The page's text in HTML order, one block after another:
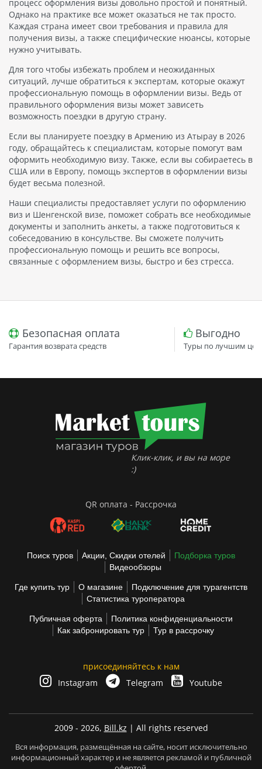
процесс оформления визы довольно простой и понятный.
Однако на практике все может оказаться не так просто.
Каждая страна имеет свои требования и правила для
получения визы, а также специфические нюансы, которые
нужно учитывать.
Для того чтобы избежать проблем и неожиданных
ситуаций, лучше обратиться к экспертам, которые окажут
профессиональную помощь в оформлении визы. Ведь от
правильного оформления визы может зависеть
возможность поездки в другую страну.
Если вы планируете поездку в Армению из Атырау в 2026
году, обращайтесь к специалистам, которые помогут вам
оформить необходимую визу. Также, если вы собираетесь в
США или в Европу, помощь экспертов в оформлении визы
будет весьма полезной.
Наши специалисты предоставляет услуги по оформлению
виз и Шенгенской визе, поможет собрать все необходимые
документы и заполнить анкеты, а также подготовиться к
собеседованию в консульстве. Вы сможете получить
профессиональную помощь и решить все вопросы,
связанные с оформлением визы, быстро и без стресса.
Безопасная оплата
Гарантия возврата средств
Выгодно
Туры по лучшим
Клик-клик, и вы на море
:)
QR оплата - Рассрочка
Поиск туров Акции, Скидки отелей
Подборка туров
Видеообзоры
Где купить тур О магазине
Подключение для турагентств
Статистика туроператора
Публичная оферта
Политика конфиденциальности
Как забронировать тур
Тур в рассрочку
присоединяйтесь к нам
Instagram
Telegram Youtube
2009 - 2026, Bill.kz | All rights reserved
Вся информация, размещённая на сайте, носит исключительно
информационный характер и не является рекламой и публичной